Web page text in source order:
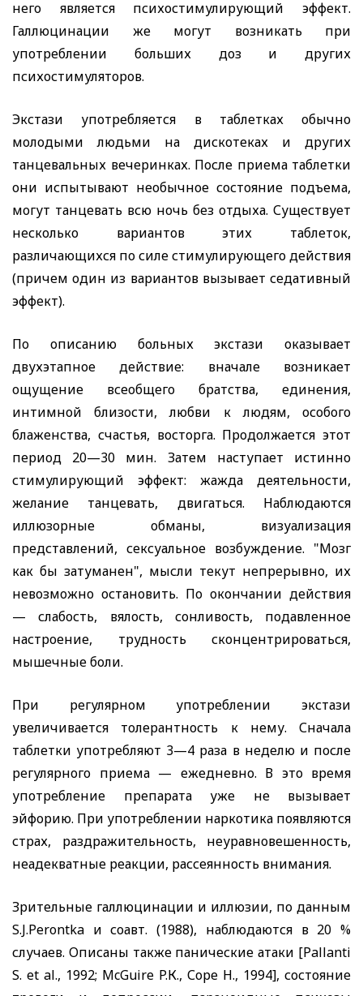
него является психостимулирующий эффект.
Галлюцинации же могут возникать при
употреблении больших доз и других
психостимуляторов.
Экстази употребляется в таблетках обычно
молодыми людьми на дискотеках и других
танцевальных вечеринках. После приема таблетки
они испытывают необычное состояние подъема,
могут танцевать всю ночь без отдыха. Существует
несколько вариантов этих таблеток,
различающихся по силе стимулирующего действия
(причем один из вариантов вызывает седативный
эффект).
По описанию больных экстази оказывает
двухэтапное действие: вначале возникает
ощущение всеобщего братства, единения,
интимной близости, любви к людям, особого
блаженства, счастья, восторга. Продолжается этот
период 20—30 мин. Затем наступает истинно
стимулирующий эффект: жажда деятельности,
желание танцевать, двигаться. Наблюдаются
иллюзорные обманы, визуализация
представлений, сексуальное возбуждение. "Мозг
как бы затуманен", мысли текут непрерывно, их
невозможно остановить. По окончании действия
— слабость, вялость, сонливость, подавленное
настроение, трудность сконцентрироваться,
мышечные боли.
При регулярном употреблении экстази
увеличивается толерантность к нему. Сначала
таблетки употребляют 3—4 раза в неделю и после
регулярного приема — ежедневно. В это время
употребление препарата уже не вызывает
эйфорию. При употреблении наркотика появляются
страх, раздражительность, неуравновешенность,
неадекватные реакции, рассеянность внимания.
Зрительные галлюцинации и иллюзии, по данным
S.J.Perontka и соавт. (1988), наблюдаются в 20 %
случаев. Описаны также панические атаки [Pallanti
S. et al., 1992; McGuire P.К., Соре Н., 1994], состояние